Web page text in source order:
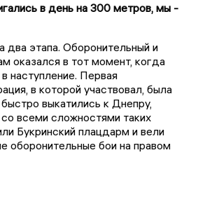
в день на 300 метров, мы -
два этапа. Оборонительный и
оказался в тот момент, когда
наступление. Первая
в которой участвовал, была
выкатились к Днепру,
всеми сложностями таких
Букринский плацдарм и вели
оборонительные бои на правом